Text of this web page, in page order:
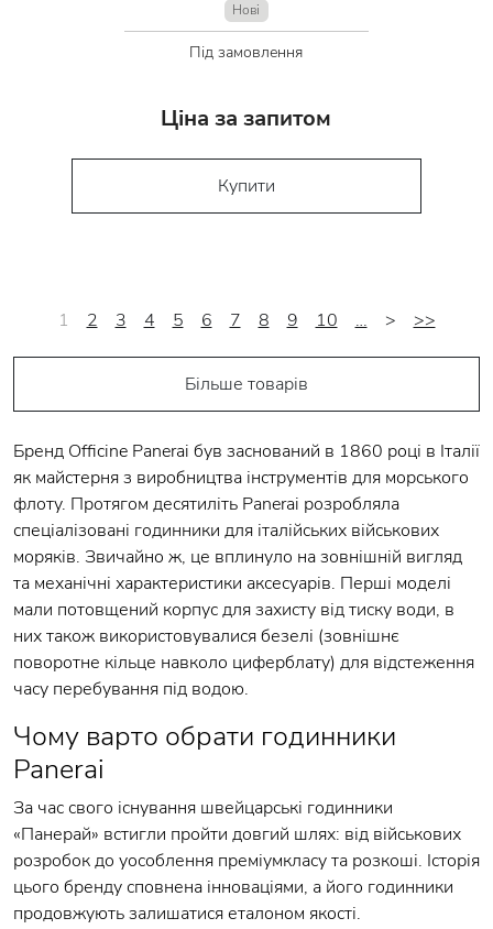
Нові
Під замовлення
Ціна за запитом
Купити
1 2 3 4 5 6 7 8 9 10 … > >>
Більше товарів
Бренд Officine Panerai був заснований в 1860 році в Італії
як майстерня з виробництва інструментів для морського
флоту. Протягом десятиліть Panerai розробляла
спеціалізовані годинники для італійських військових
моряків. Звичайно ж, це вплинуло на зовнішній вигляд
та механічні характеристики аксесуарів. Перші моделі
мали потовщений корпус для захисту від тиску води, в
них також використовувалися безелі (зовнішнє
поворотне кільце навколо циферблату) для відстеження
часу перебування під водою.
Чому варто обрати годинники
Panerai
За час свого існування швейцарські годинники
«Панерай» встигли пройти довгий шлях: від військових
розробок до уособлення преміумкласу та розкоші. Історія
цього бренду сповнена інноваціями, а його годинники
продовжують залишатися еталоном якості.